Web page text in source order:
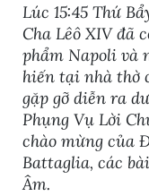
Lúc 15:45 Thứ
Cha Lêô XIV đã
phẩm Napoli và
hiến tại nhà thờ
gặp gỡ diễn ra
Phụng Vụ Lời
chào mừng của
Battaglia, các
Âm.